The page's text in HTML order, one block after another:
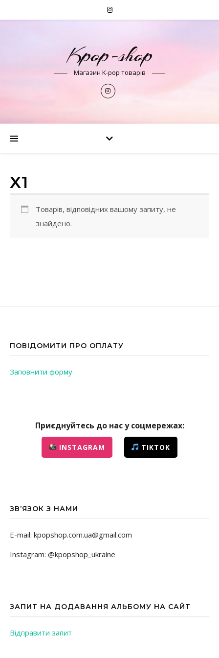
Kpop-shop
Магазин K-pop товарів
X1
Товарів, відповідних вашому запиту, не
знайдено.
ПОВІДОМИТИ ПРО ОПЛАТУ
Заповнити форму
Приєднуйтесь до нас у соцмережах:
INSTAGRAM TIKTOK
ЗВ’ЯЗОК З НАМИ
E-mail: kpopshop.com.ua@gmail.com
Instagram: @kpopshop_ukraine
ЗАПИТ НА ДОДАВАННЯ АЛЬБОМУ НА САЙТ
Відправити запит